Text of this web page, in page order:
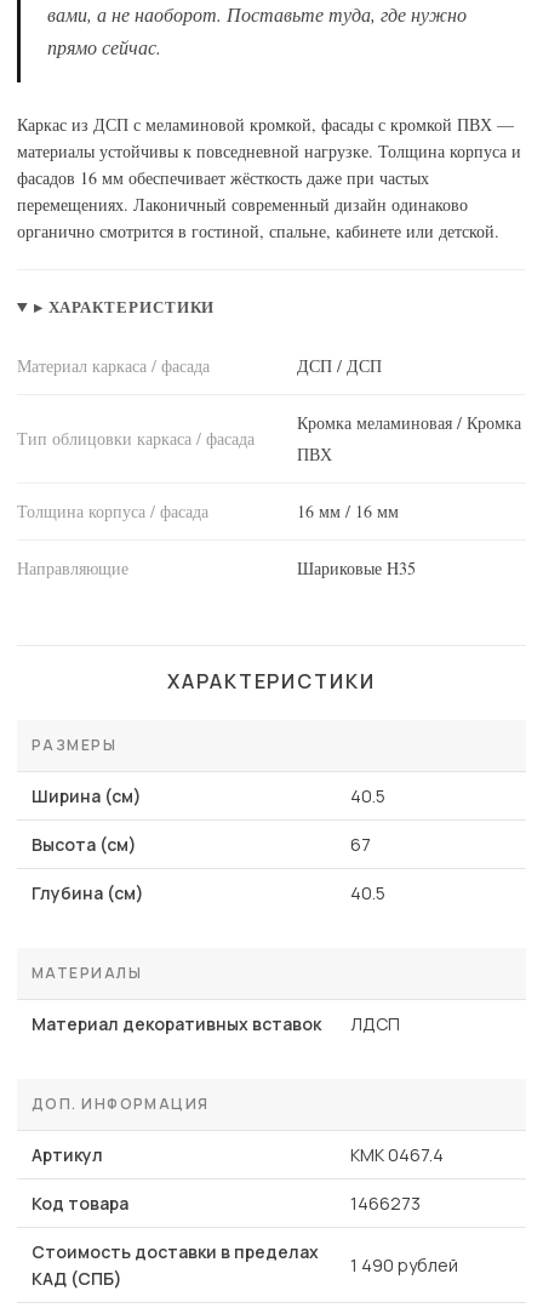
вами, а не наоборот. Поставьте туда, где нужно
прямо сейчас.
Каркас из ДСП с меламиновой кромкой, фасады с кромкой ПВХ —
материалы устойчивы к повседневной нагрузке. Толщина корпуса и
фасадов 16 мм обеспечивает жёсткость даже при частых
перемещениях. Лаконичный современный дизайн одинаково
органично смотрится в гостиной, спальне, кабинете или детской.
▸ ХАРАКТЕРИСТИКИ
Материал каркаса / фасада ДСП / ДСП
Тип облицовки каркаса / фасада
Кромка меламиновая / Кромка
ПВХ
Толщина корпуса / фасада 16 мм / 16 мм
Направляющие Шариковые H35
ХАРАКТЕРИСТИКИ
РАЗМЕРЫ
Ширина (см) 40.5
Высота (см) 67
Глубина (см) 40.5
МАТЕРИАЛЫ
Материал декоративных вставок ЛДСП
ДОП. ИНФОРМАЦИЯ
Артикул КМК 0467.4
Код товара 1466273
Стоимость доставки в пределах
КАД (СПБ)
1 490 рублей